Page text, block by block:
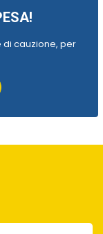
cauzione, per